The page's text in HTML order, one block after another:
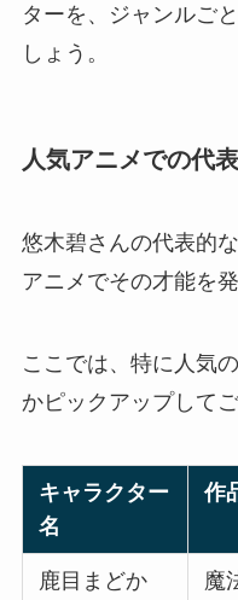
ターを、ジャンルご
しょう。
人気アニメでの代
悠木碧さんの代表的
アニメでその才能を
ここでは、特に人気
かピックアップして
キャラクター
名
作
鹿目まどか
魔